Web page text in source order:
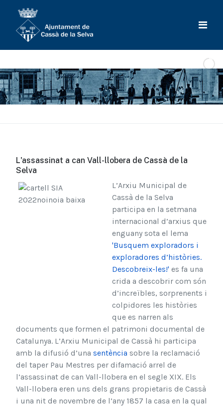
L'assassinat a can Vall-llobera de Cassà de la
Selva
L’Arxiu Municipal de
Cassà de la Selva
participa en la setmana
internacional d’arxius que
enguany sota el lema
'Busquem exploradors i
exploradores d’històries.
Descobreix-les!' es fa una
crida a descobrir com són
d’increïbles, sorprenents i
colpidores les històries
que es narren als
documents que formen el patrimoni documental de
Catalunya. L’Arxiu Municipal de Cassà hi participa
amb la difusió d’una sentència sobre la reclamació
del taper Pau Mestres per difamació arrel de
l’assassinat de can Vall-llobera en el segle XIX. Els
Vall-llobera eren uns dels grans propietaris de Cassà
i una nit de novembre de l’any 1857 la casa en la qual